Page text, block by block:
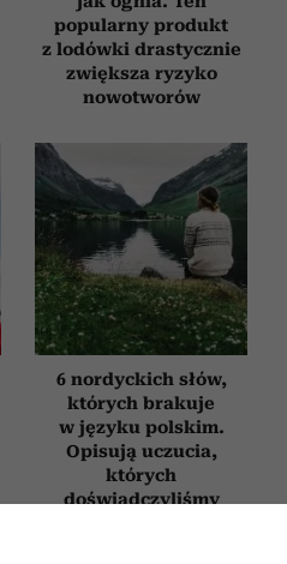
popularny produkt
z lodówki drastycznie
zwiększa ryzyko
nowotworów
6 nordyckich słów,
których brakuje
w języku polskim.
Opisują uczucia,
których
doświadczyliśmy